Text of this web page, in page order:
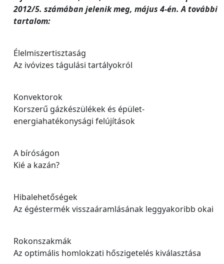
2012/5. számában jelenik meg, május 4-én. A további
tartalom:
Élelmiszertisztaság
Az ivóvizes tágulási tartályokról
Konvektorok
Korszerű gázkészülékek és épület-
energiahatékonysági felújítások
A bíróságon
Kié a kazán?
Hibalehetőségek
Az égéstermék visszaáramlásának leggyakoribb okai
Rokonszakmák
Az optimális homlokzati hőszigetelés kiválasztása